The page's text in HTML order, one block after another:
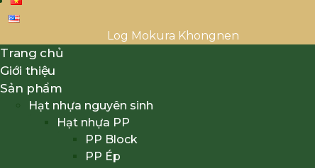
Trang chủ
Giới thiệu
Sản phẩm
Hạt nhựa nguyên sinh
Hạt nhựa PP
PP Block
PP Ép